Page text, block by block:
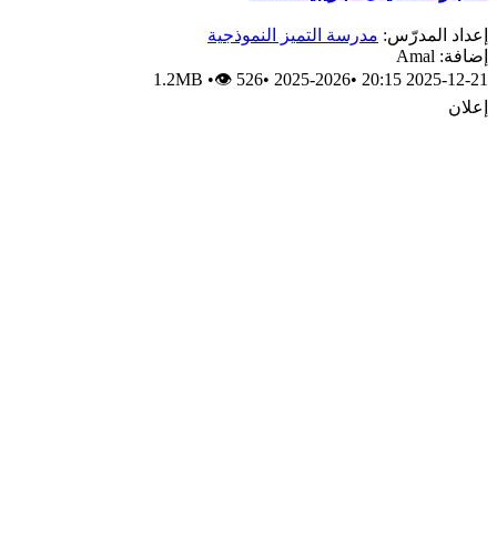
إعداد المدرّس: مدرسة التميز النموذجية
إضافة: Amal
2025-12-21 20:15
•
2025-2026
•
1.2MB •👁 526
إعلان